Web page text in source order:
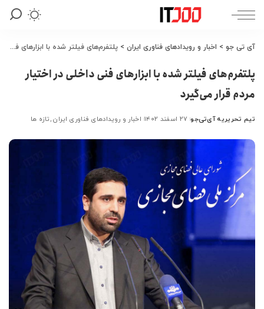
آی تی جو > اخبار و رویدادهای فناوری ایران > پلتفرم‌های فیلتر شده با ابزارهای فنی داخلی در اختیار مردم قرار می‌گیرد
پلتفرم‌های فیلتر شده با ابزارهای فنی داخلی در اختیار
مردم قرار می‌گیرد
ارسال
توسط
تیم تحریریه آی‌تی‌جو ۲۷ اسفند ۱۴۰۲ اخبار و رویدادهای فناوری ایران تازه ها